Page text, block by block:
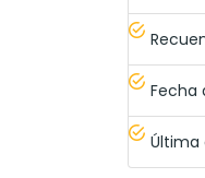
Fecha
Última